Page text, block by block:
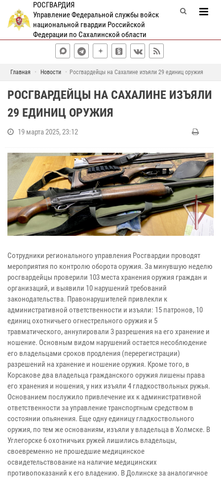
РОСГВАРДИЯ
Управление Федеральной службы войск
национальной гвардии Российской
Федерации по Сахалинской области
Главная Новости Росгвардейцы на Сахалине изъяли 29 единиц оружия
РОСГВАРДЕЙЦЫ НА САХАЛИНЕ ИЗЪЯЛИ
29 ЕДИНИЦ ОРУЖИЯ
19 марта 2025, 23:12
Сотрудники регионального управления Росгвардии проводят
мероприятия по контролю оборота оружия. За минувшую неделю
росгвардейцы проверили 103 места хранения оружия граждан и
организаций, и выявили 10 нарушений требований
законодательства. Правонарушителей привлекли к
административной ответственности и изъяли: 15 патронов, 10
единиц охотничьего огнестрельного оружия и 5
травматического, аннулировали 3 разрешения на его хранение и
ношение. Основным видом нарушений остается несоблюдение
его владельцами сроков продления (перерегистрации)
разрешений на хранение и ношение оружия. Кроме того, в
Корсакове два владельца гражданского оружия лишены права
его хранения и ношения, у них изъяли 4 гладкоствольных ружья.
Основанием послужило привлечение их к административной
ответственности за управление транспортным средством в
состоянии опьянения. Еще одну единицу гладкоствольного
оружия, по тем же основаниям, изъяли у владельца в Холмске. В
Углегорске 6 охотничьих ружей лишились владельцы,
своевременно не прошедшие медицинское
освидетельствование на наличие медицинских
противопоказаний к его владению. В Долинске за аналогичное